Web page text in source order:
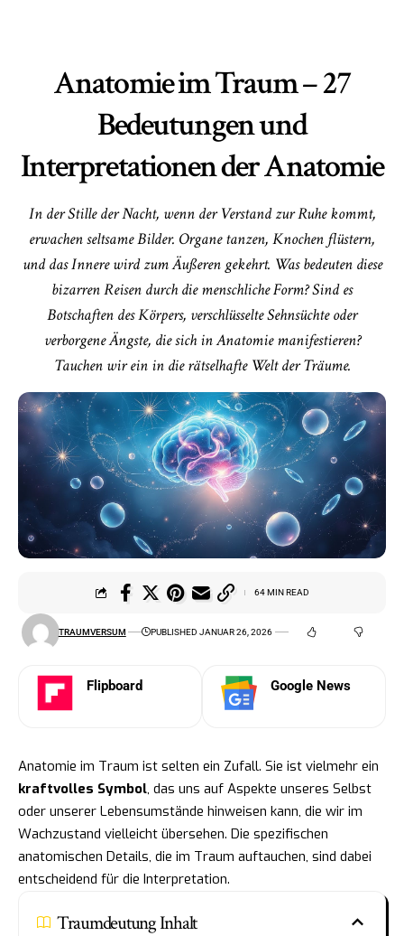
Anatomie im Traum – 27
Bedeutungen und
Interpretationen der Anatomie
In der Stille der Nacht, wenn der Verstand zur Ruhe kommt,
erwachen seltsame Bilder. Organe tanzen, Knochen flüstern,
und das Innere wird zum Äußeren gekehrt. Was bedeuten diese
bizarren Reisen durch die menschliche Form? Sind es
Botschaften des Körpers, verschlüsselte Sehnsüchte oder
verborgene Ängste, die sich in Anatomie manifestieren?
Tauchen wir ein in die rätselhafte Welt der Träume.
TRAUMVERSUM PUBLISHED JANUAR 26, 2026
64 MIN READ
Flipboard Google News
Anatomie im Traum ist selten ein Zufall. Sie ist vielmehr ein
kraftvolles Symbol, das uns auf Aspekte unseres Selbst
oder unserer Lebensumstände hinweisen kann, die wir im
Wachzustand vielleicht übersehen. Die spezifischen
anatomischen Details, die im Traum auftauchen, sind dabei
entscheidend für die Interpretation.
Traumdeutung Inhalt